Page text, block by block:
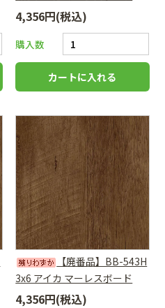
4,356円(税込)
購入数
【廃番品】BB-543H
3x6 アイカ マーレスボード
4,356円(税込)